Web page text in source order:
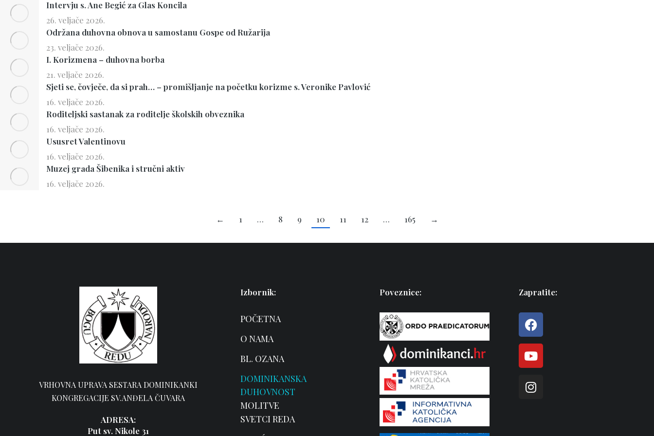
Intervju s. Ane Begić za Glas Koncila
26. veljače 2026.
Održana duhovna obnova u samostanu Gospe od Ružarija
23. veljače 2026.
I. Korizmena – duhovna borba
21. veljače 2026.
Sjeti se, čovječe, da si prah… – promišljanje na početku korizme s. Veronike Pavlović
16. veljače 2026.
Roditeljski sastanak za roditelje školskih obveznika
16. veljače 2026.
Ususret Valentinovu
16. veljače 2026.
Muzej grada Šibenika i stručni aktiv
16. veljače 2026.
← 1 … 8 9 10 11 12 … 165 →
VRHOVNA UPRAVA SESTARA DOMINIKANKI
KONGREGACIJE SV.ANĐELA ČUVARA
ADRESA:
Put sv. Nikole 31
Izbornik:
POČETNA
O NAMA
BL. OZANA
DOMINIKANSKA
DUHOVNOST
MOLITVE
SVETCI REDA
Poveznice: Zapratite: